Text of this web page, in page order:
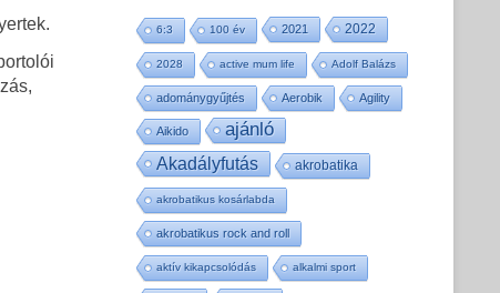
6:3 100 év 2021 2022
2028 active mum life Adolf Balázs
adománygyűjtés Aerobik Agility
Aikido ajánló
Akadályfutás akrobatika
akrobatikus kosárlabda
akrobatikus rock and roll
aktív kikapcsolódás alkalmi sport